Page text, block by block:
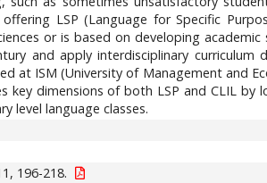
LSP (Language for Specific
or is based on developing
and apply interdisciplinary curriculum
at ISM (University of Management and
key dimensions of both LSP and CLIL
level language classes.
196-218.